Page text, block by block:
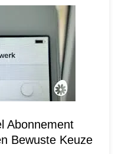
Abonnement
Bewuste Keuze